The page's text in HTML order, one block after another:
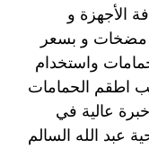
الأجهزة و
مضخات و بسعر
واستخدام
اطقم الحمامات
عالية في
عبد الله السالم